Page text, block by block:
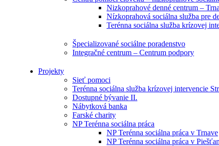
Nizkoprahové denné centrum –
Nízkoprahová sociálna služba pre
Terénna sociálna služba krízovej
Špecializované sociálne poradenstvo
Integračné centrum – Centrum podpory
Projekty
Sieť pomoci
Terénna sociálna služba krízovej intervencie
Dostupné bývanie II.
Nábytková banka
Farské charity
NP Terénna sociálna práca
NP Terénna sociálna práca v Trnave
NP Terénna sociálna práca v